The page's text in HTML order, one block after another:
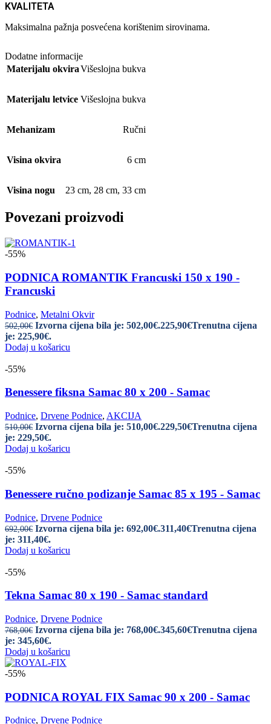
KVALITETA
Maksimalna pažnja posvećena korištenim sirovinama.
Dodatne informacije
Materijalu okviraVišeslojna bukva
Materijalu letvice Višeslojna bukva
Mehanizam Ručni
Visina okvira 6 cm
Visina nogu 23 cm, 28 cm, 33 cm
Povezani proizvodi
-55%
PODNICA ROMANTIK Francuski 150 x 190 -
Francuski
Podnice, Metalni Okvir
502,00€ Izvorna cijena bila je: 502,00€.225,90€Trenutna cijena
je: 225,90€.
Dodaj u košaricu
-55%
Benessere fiksna Samac 80 x 200 - Samac
Podnice, Drvene Podnice, AKCIJA
510,00€ Izvorna cijena bila je: 510,00€.229,50€Trenutna cijena
je: 229,50€.
Dodaj u košaricu
-55%
Benessere ručno podizanje Samac 85 x 195 - Samac
Podnice, Drvene Podnice
692,00€ Izvorna cijena bila je: 692,00€.311,40€Trenutna cijena
je: 311,40€.
Dodaj u košaricu
-55%
Tekna Samac 80 x 190 - Samac standard
Podnice, Drvene Podnice
768,00€ Izvorna cijena bila je: 768,00€.345,60€Trenutna cijena
je: 345,60€.
Dodaj u košaricu
-55%
PODNICA ROYAL FIX Samac 90 x 200 - Samac
Podnice, Drvene Podnice